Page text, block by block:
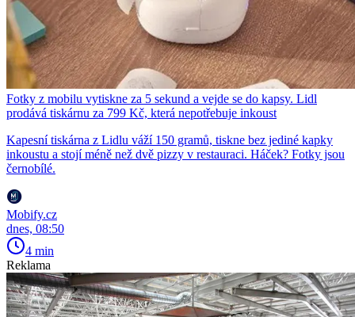
Fotky z mobilu vytiskne za 5 sekund a vejde se do kapsy. Lidl
prodává tiskárnu za 799 Kč, která nepotřebuje inkoust
Kapesní tiskárna z Lidlu váží 150 gramů, tiskne bez jediné kapky
inkoustu a stojí méně než dvě pizzy v restauraci. Háček? Fotky jsou
černobílé.
Mobify.cz
dnes, 08:50
4 min
Reklama